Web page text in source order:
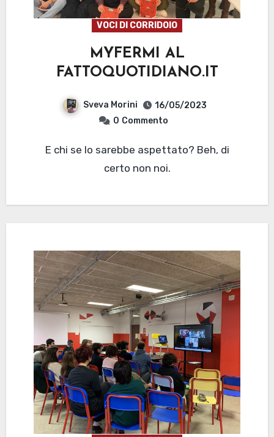
VOCI DI CORRIDOIO
MYFERMI AL
FATTOQUOTIDIANO.IT
Sveva Morini
16/05/2023
0 Commento
E chi se lo sarebbe aspettato? Beh, di
certo non noi.